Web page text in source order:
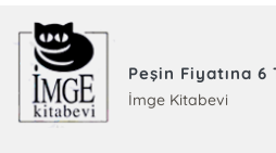
Peşin Fiyatına 6
İmge Kitabevi